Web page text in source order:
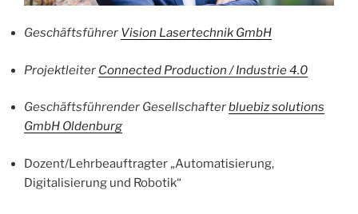
Geschäftsführer Vision Lasertechnik GmbH
Projektleiter Connected Production / Industrie 4.0
Geschäftsführender Gesellschafterbluebiz solutions
GmbH Oldenburg
Dozent/Lehrbeauftragter „Automatisierung,
Digitalisierung und Robotik“